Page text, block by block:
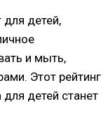
детей,
и мыть,
Этот рейтинг
детей станет